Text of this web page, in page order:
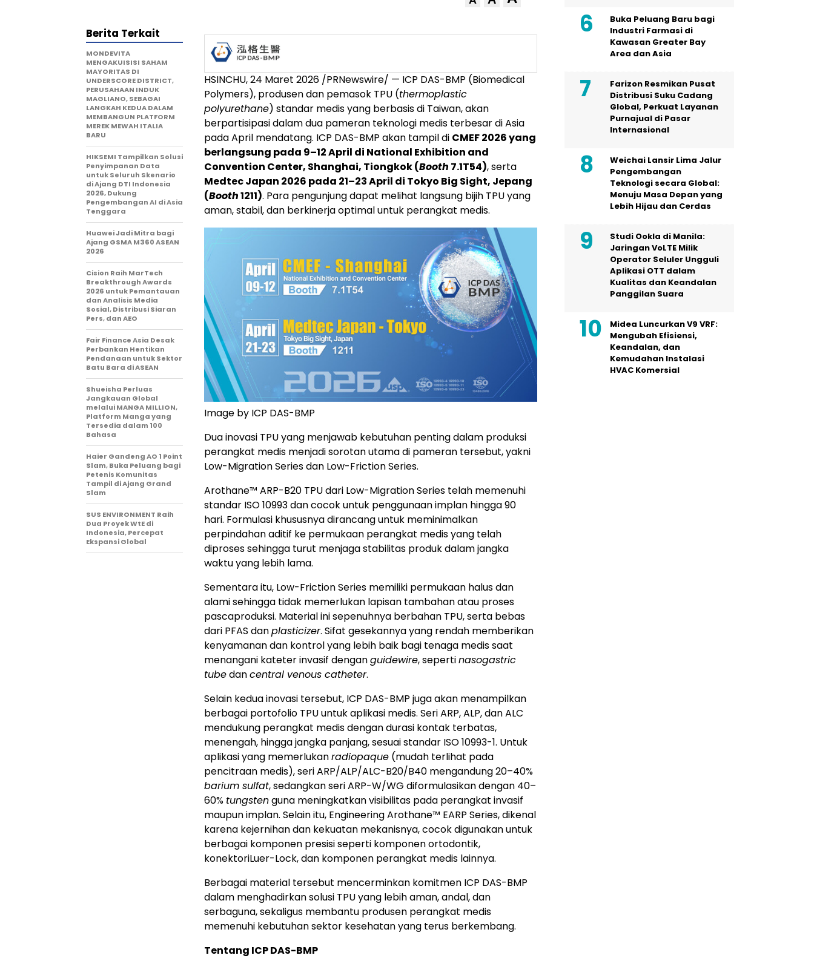
HSINCHU,24 Maret 2026 /PRNewswire/ — ICP DAS-BMP (Biomedical
Polymers), produsen dan pemasok TPU (thermoplastic
polyurethane) standar medis yang berbasis di Taiwan, akan
berpartisipasi dalam dua pameran teknologi medis terbesar di Asia
pada April mendatang. ICP DAS-BMP akan tampil di CMEF 2026 yang
berlangsung pada 9–12 April di National Exhibition and
Convention Center, Shanghai, Tiongkok (Booth 7.1T54), serta
Medtec Japan 2026 pada 21–23 April di Tokyo Big Sight, Jepang
(Booth1211). Para pengunjung dapat melihat langsung bijih TPU yang
aman, stabil, dan berkinerja optimal untuk perangkat medis.
Image by ICP DAS-BMP
Dua inovasi TPU yang menjawab kebutuhan penting dalam produksi
perangkat medis menjadi sorotan utama di pameran tersebut, yakni
Low-Migration Series dan Low-Friction Series.
Arothane™ ARP-B20 TPU dari Low-Migration Series telah memenuhi
standar ISO 10993 dan cocok untuk penggunaan implan hingga 90
hari. Formulasi khususnya dirancang untuk meminimalkan
perpindahan aditif ke permukaan perangkat medis yang telah
diproses sehingga turut menjaga stabilitas produk dalam jangka
waktu yang lebih lama.
Sementara itu, Low-Friction Series memiliki permukaan halus dan
alami sehingga tidak memerlukan lapisan tambahan atau proses
pascaproduksi. Material ini sepenuhnya berbahan TPU, serta bebas
dari PFAS danplasticizer. Sifat gesekannya yang rendah memberikan
kenyamanan dan kontrol yang lebih baik bagi tenaga medis saat
menangani kateter invasif denganguidewire, sepertinasogastric
tubedancentral venous catheter.
Selain kedua inovasi tersebut, ICP DAS-BMP juga akan menampilkan
berbagai portofolio TPU untuk aplikasi medis. Seri ARP, ALP, dan ALC
mendukung perangkat medis dengan durasi kontak terbatas,
menengah, hingga jangka panjang, sesuai standar ISO 10993-1. Untuk
aplikasi yang memerlukanradiopaque (mudah terlihat pada
pencitraan medis), seri ARP/ALP/ALC-B20/B40 mengandung 20–40%
barium sulfat, sedangkan seri ARP-W/WG diformulasikan dengan 40–
60% tungstenguna meningkatkan visibilitas pada perangkat invasif
maupun implan. Selain itu, Engineering Arothane™ EARP Series, dikenal
karena kejernihan dan kekuatan mekanisnya, cocok digunakan untuk
berbagai komponen presisi seperti komponen ortodontik,
konektoriLuer-Lock, dan komponen perangkat medis lainnya.
Berbagai material tersebut mencerminkan komitmen ICP DAS-BMP
dalam menghadirkan solusi TPU yang lebih aman, andal, dan
serbaguna, sekaligus membantu produsen perangkat medis
memenuhi kebutuhan sektor kesehatan yang terus berkembang.
Tentang ICP DAS-BMP
Berita Terkait
MONDEVITA
MENGAKUISISI SAHAM
MAYORITAS DI
UNDERSCORE DISTRICT,
PERUSAHAAN INDUK
MAGLIANO, SEBAGAI
LANGKAH KEDUA DALAM
MEMBANGUN PLATFORM
MEREK MEWAH ITALIA
BARU
HIKSEMI Tampilkan Solusi
Penyimpanan Data
untuk Seluruh Skenario
di Ajang DTI Indonesia
2026, Dukung
Pengembangan AI di Asia
Tenggara
Huawei Jadi Mitra bagi
Ajang GSMA M360 ASEAN
2026
Cision Raih MarTech
Breakthrough Awards
2026 untuk Pemantauan
dan Analisis Media
Sosial, Distribusi Siaran
Pers, dan AEO
Fair Finance Asia Desak
Perbankan Hentikan
Pendanaan untuk Sektor
Batu Bara di ASEAN
Shueisha Perluas
Jangkauan Global
melalui MANGA MILLION,
Platform Manga yang
Tersedia dalam 100
Bahasa
Haier Gandeng AO 1 Point
Slam, Buka Peluang bagi
Petenis Komunitas
Tampil di Ajang Grand
Slam
SUS ENVIRONMENT Raih
Dua Proyek WtE di
Indonesia, Percepat
Ekspansi Global
Buka Peluang Baru bagi
Industri Farmasi di
Kawasan Greater Bay
Area dan Asia
Farizon Resmikan Pusat
Distribusi Suku Cadang
Global, Perkuat Layanan
Purnajual di Pasar
Internasional
Weichai Lansir Lima Jalur
Pengembangan
Teknologi secara Global:
Menuju Masa Depan yang
Lebih Hijau dan Cerdas
Studi Ookla di Manila:
Jaringan VoLTE Milik
Operator Seluler Ungguli
Aplikasi OTT dalam
Kualitas dan Keandalan
Panggilan Suara
Midea Luncurkan V9 VRF:
Mengubah Efisiensi,
Keandalan, dan
Kemudahan Instalasi
HVAC Komersial